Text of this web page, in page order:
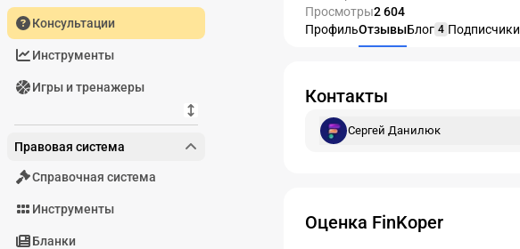
Консультации
Инструменты
Игры и тренажеры
Правовая система
Справочная система
Инструменты
Бланки
Просмотры2 604
ПрофильОтзывыБлог 4 Подписчики
Контакты
Сергей Данилюк
Оценка FinKoper